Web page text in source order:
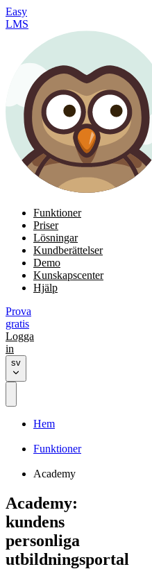
Easy
LMS
Funktioner
Priser
Lösningar
Kundberättelser
Demo
Kunskapscenter
Hjälp
Prova
gratis
Logga
in
sv
Hem
Funktioner
Academy
Academy:
kundens
personliga
utbildningsportal